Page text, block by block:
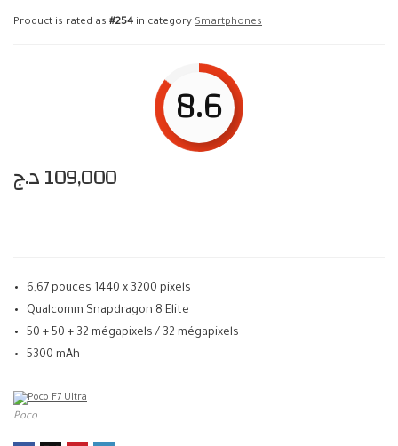
Product is rated as #254 in category Smartphones
8.6
109,000د.ج
6,67 pouces 1440 x 3200 pixels
Qualcomm Snapdragon 8 Elite
50 + 50 + 32 mégapixels / 32 mégapixels
5300 mAh
Poco